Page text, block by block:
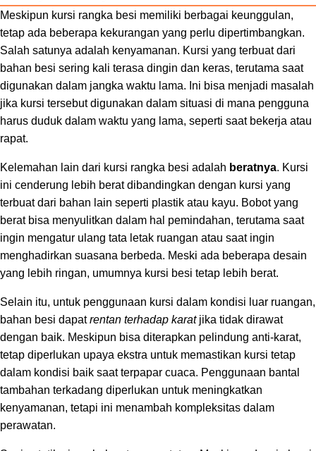
Meskipun kursi rangka besi memiliki berbagai keunggulan,
tetap ada beberapa kekurangan yang perlu dipertimbangkan.
Salah satunya adalah kenyamanan. Kursi yang terbuat dari
bahan besi sering kali terasa dingin dan keras, terutama saat
digunakan dalam jangka waktu lama. Ini bisa menjadi masalah
jika kursi tersebut digunakan dalam situasi di mana pengguna
harus duduk dalam waktu yang lama, seperti saat bekerja atau
rapat.
Kelemahan lain dari kursi rangka besi adalah beratnya. Kursi
ini cenderung lebih berat dibandingkan dengan kursi yang
terbuat dari bahan lain seperti plastik atau kayu. Bobot yang
berat bisa menyulitkan dalam hal pemindahan, terutama saat
ingin mengatur ulang tata letak ruangan atau saat ingin
menghadirkan suasana berbeda. Meski ada beberapa desain
yang lebih ringan, umumnya kursi besi tetap lebih berat.
Selain itu, untuk penggunaan kursi dalam kondisi luar ruangan,
bahan besi dapatrentan terhadap karatjika tidak dirawat
dengan baik. Meskipun bisa diterapkan pelindung anti-karat,
tetap diperlukan upaya ekstra untuk memastikan kursi tetap
dalam kondisi baik saat terpapar cuaca. Penggunaan bantal
tambahan terkadang diperlukan untuk meningkatkan
kenyamanan, tetapi ini menambah kompleksitas dalam
perawatan.